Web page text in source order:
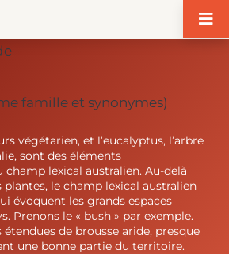
famille et synonymes)
végétarien, et l’eucalyptus, l’arbre
sont des éléments
lexical australien. Au-delà
plantes, le champ lexical australien
évoquent les grands espaces
Prenons le « bush » par exemple.
de brousse aride, presque
une bonne partie du territoire.
cookies